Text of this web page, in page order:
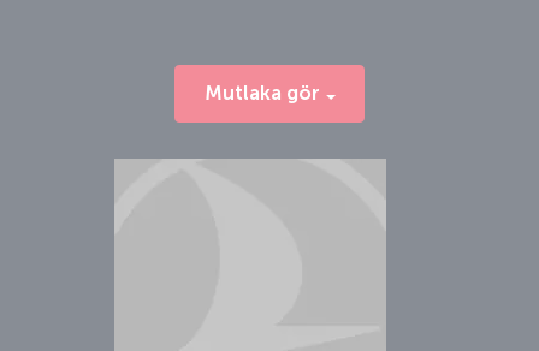
Mutlaka gör